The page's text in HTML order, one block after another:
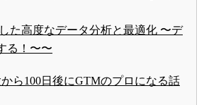
た高度なデータ分析と最適化 〜デ
る！〜〜
ら100日後にGTMのプロになる話